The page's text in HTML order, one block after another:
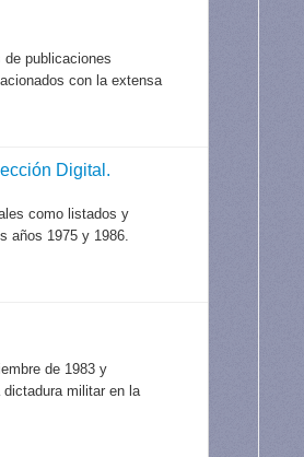
publicaciones
con la extensa
Digital.
como listados y
años 1975 y 1986.
de 1983 y
militar en la